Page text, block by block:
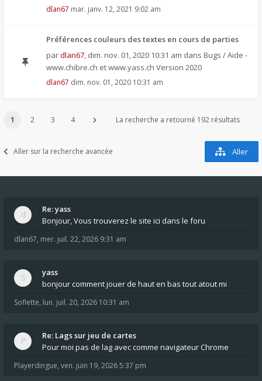
dlan67 mar. janv. 12, 2021 9:02 am
Préférences couleurs des textes en cours de parties
pardlan67, dim. nov. 01, 2020 10:31 am dans Bugs / Aide -
www.chibre.ch et www.yass.ch Version 2020
dlan67 dim. nov. 01, 2020 10:31 am
1 2 3 4 La recherche a retourné 192 résultats
Aller sur la recherche avancée Aller
Re: yass
Bonjour, Vous trouverez le site ici dans le foru
dlan67, mer. juil. 22, 2026 9:31 am
yass
bonjour comment jouer de haut en bas tout atout mi
Soflette, lun. juil. 20, 2026 10:31 am
Re: Lags sur jeu de cartes
Pour moi pas de lag avec comme navigateur Chrome
Playerdingue, ven. juin 19, 2026 5:37 pm